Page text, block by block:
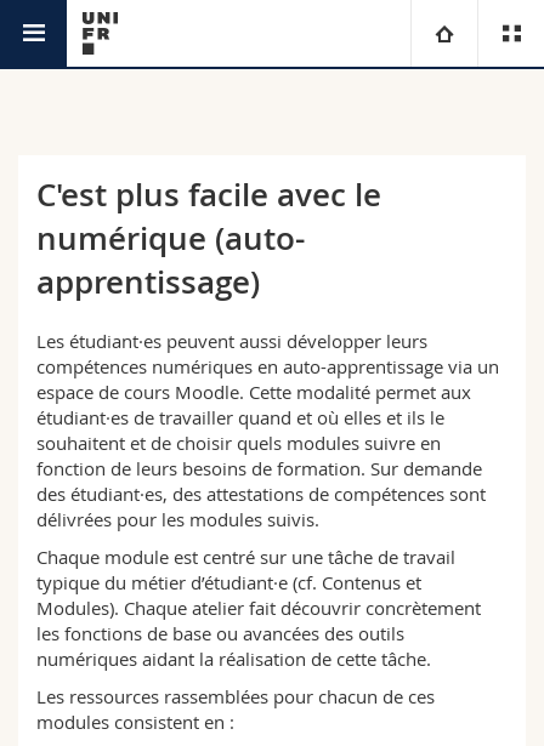
Campus
Research
University
Continuing education
Theology
Law
Management, Economics and Social sciences
Humanities
Education
Science and Medicine
Interfaculty
You are
Prospective students
Students
Medias
Researchers
Employees
PhD students
Ressources
Directory
Maps/Orientation
Libraries
Webmail
Course catalogue
MyUnifr
C'est plus facile avec le
numérique (auto-
apprentissage)
Les étudiant·es peuvent aussi développer leurs
compétences numériques en auto-apprentissage via un
espace de cours Moodle. Cette modalité permet aux
étudiant·es de travailler quand et où elles et ils le
souhaitent et de choisir quels modules suivre en
fonction de leurs besoins de formation. Sur demande
des étudiant·es, des attestations de compétences sont
délivrées pour les modules suivis.
Chaque module est centré sur une tâche de travail
typique du métier d’étudiant·e (cf. Contenus et
Modules). Chaque atelier fait découvrir concrètement
les fonctions de base ou avancées des outils
numériques aidant la réalisation de cette tâche.
Les ressources rassemblées pour chacun de ces
modules consistent en :